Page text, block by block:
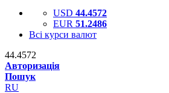
USD 44.4572
EUR 51.2486
Всі курси валют
44.4572
Авторизація
Пошук
RU